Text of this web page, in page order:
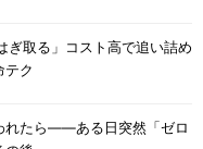
ぎ取る」コスト高で追い詰め
テク
れたら――ある日突然「ゼロ